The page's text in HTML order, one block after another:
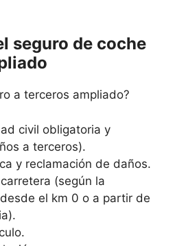
seguro de coche
a terceros ampliado?
civil obligatoria y
a terceros).
y reclamación de daños.
(según la
el km 0 o a partir de